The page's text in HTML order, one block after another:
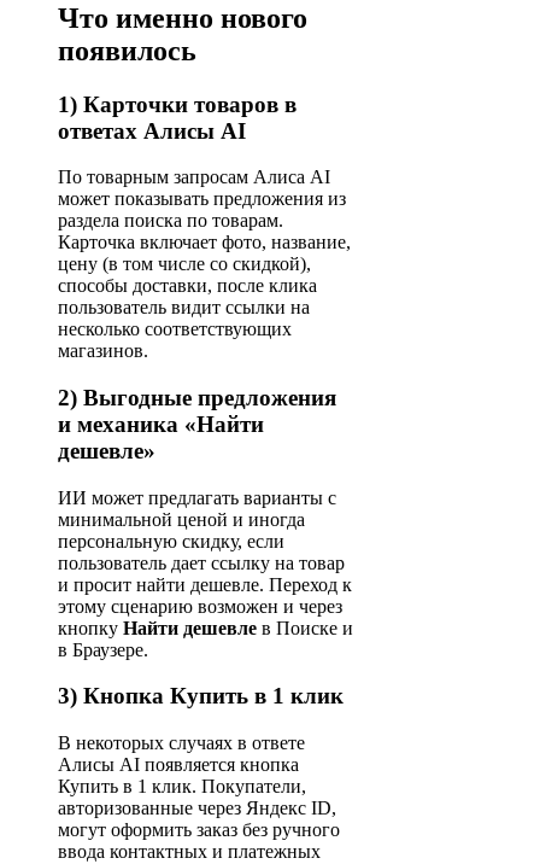
Что именно нового
появилось
1) Карточки товаров в
ответах Алисы AI
По товарным запросам Алиса AI
может показывать предложения из
раздела поиска по товарам.
Карточка включает фото, название,
цену (в том числе со скидкой),
способы доставки, после клика
пользователь видит ссылки на
несколько соответствующих
магазинов.
2) Выгодные предложения
и механика «Найти
дешевле»
ИИ может предлагать варианты с
минимальной ценой и иногда
персональную скидку, если
пользователь дает ссылку на товар
и просит найти дешевле. Переход к
этому сценарию возможен и через
кнопку Найти дешевле в Поиске и
в Браузере.
3) Кнопка Купить в 1 клик
В некоторых случаях в ответе
Алисы AI появляется кнопка
Купить в 1 клик. Покупатели,
авторизованные через Яндекс ID,
могут оформить заказ без ручного
ввода контактных и платежных